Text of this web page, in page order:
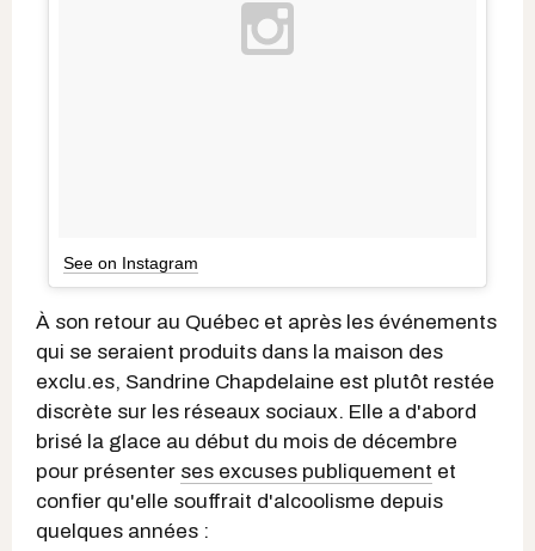
See on Instagram
À son retour au Québec et après les événements
qui se seraient produits dans la maison des
exclu.es, Sandrine Chapdelaine est plutôt restée
discrète sur les réseaux sociaux. Elle a d'abord
brisé la glace au début du mois de décembre
pour présenter ses excuses publiquement et
confier qu'elle souffrait d'alcoolisme depuis
quelques années :